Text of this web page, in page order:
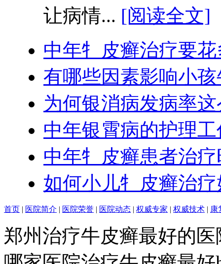
让病情... [阅读全文]
中年牜皮癣治疗要
有哪些因素影响小
为何银消病发病率
中年银霄病的护理
中年牜皮癣患者治
如何小儿牜皮癣治疗
首页 | 医院简介 | 医院荣誉 | 医院动态 | 权威专家 | 权威技术 | 康
郑州治疗牛皮癣最好的